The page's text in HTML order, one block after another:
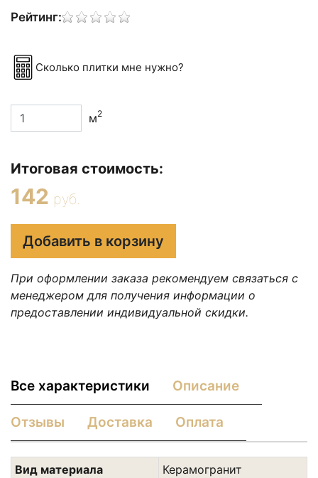
Рейтинг:
Сколько плитки мне нужно?
м2
Итоговая стоимость:
142 руб.
Добавить в корзину
При оформлении заказа рекомендуем связаться с
менеджером для получения информации о
предоставлении индивидуальной скидки.
Все характеристики Описание
Отзывы Доставка Оплата
Вид материала Керамогранит